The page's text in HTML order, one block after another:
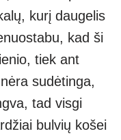
kurį daugelis
kad ši
tiek ant
sudėtinga,
tad visgi
bulvių košei